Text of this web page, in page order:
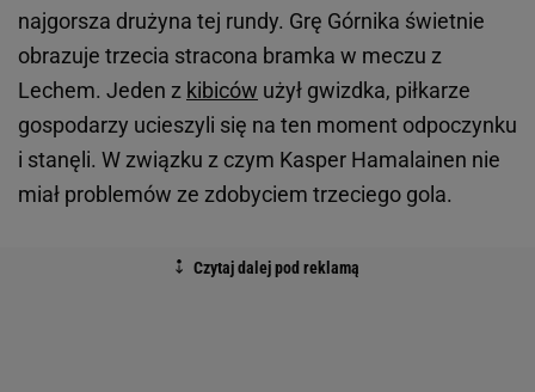
najgorsza drużyna tej rundy. Grę Górnika świetnie
obrazuje trzecia stracona bramka w meczu z
Lechem. Jeden z kibiców użył gwizdka, piłkarze
gospodarzy ucieszyli się na ten moment odpoczynku
i stanęli. W związku z czym Kasper Hamalainen nie
miał problemów ze zdobyciem trzeciego gola.